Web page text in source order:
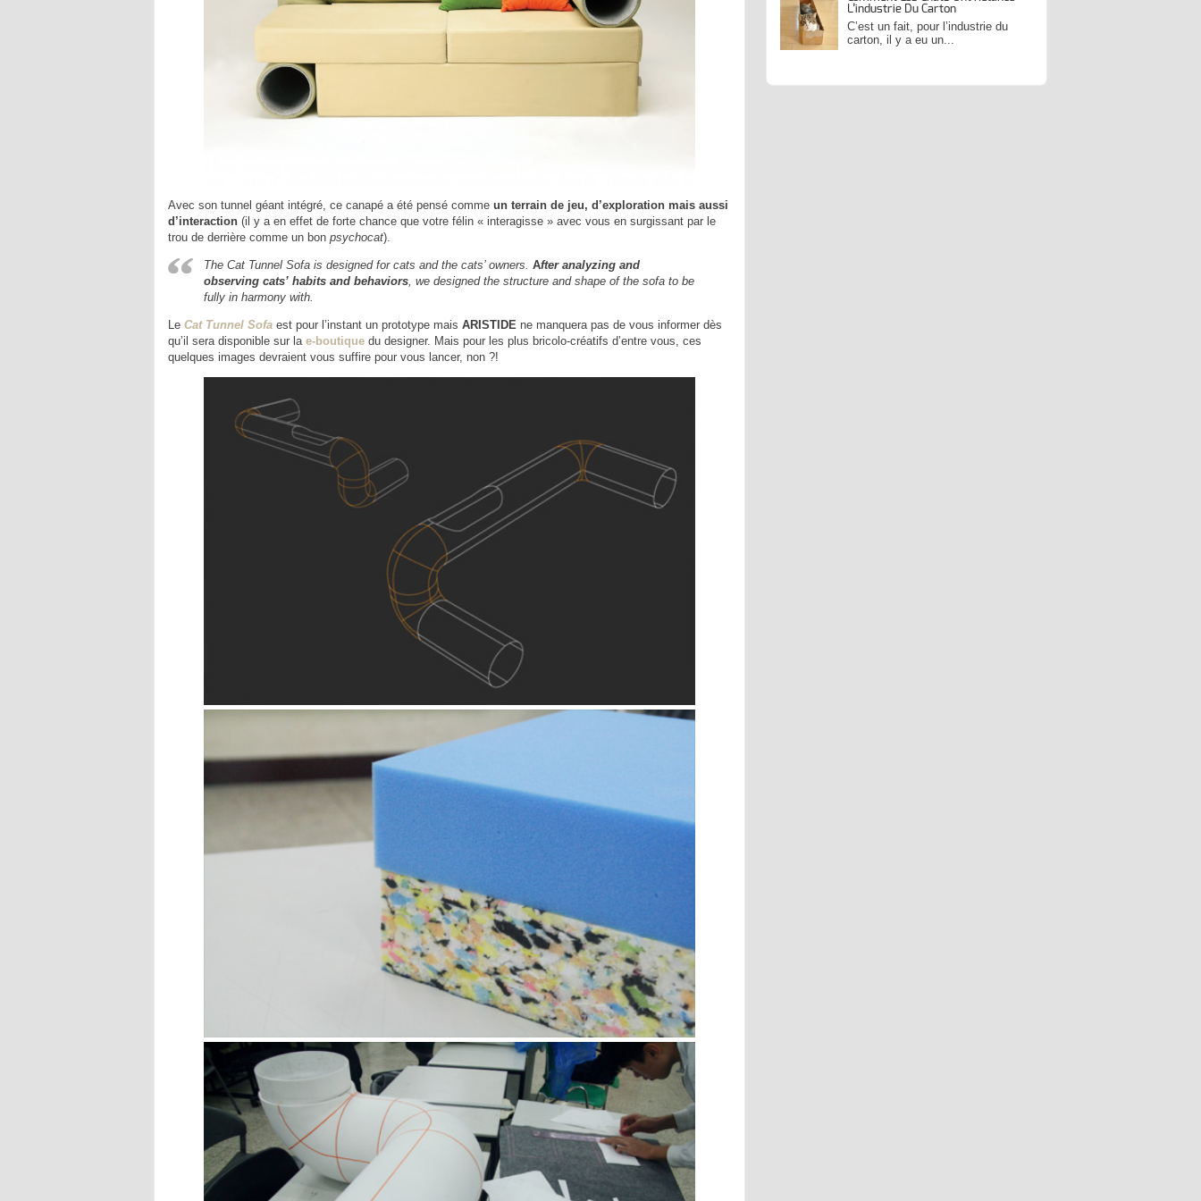
Avec son tunnel géant intégré, ce canapé a été pensé comme un terrain de jeu, d’exploration mais aussi
d’interaction (il y a en effet de forte chance que votre félin « interagisse » avec vous en surgissant par le
trou de derrière comme un bon psychocat).
The Cat Tunnel Sofa is designed for cats and the cats’ owners. After analyzing and
observing cats’ habits and behaviors , we designed the structure and shape of the sofa to be
fully in harmony with.
Le Cat Tunnel Sofa est pour l’instant un prototype mais ARISTIDE ne manquera pas de vous informer dès
qu’il sera disponible sur la e-boutique du designer. Mais pour les plus bricolo-créatifs d’entre vous, ces
quelques images devraient vous suffire pour vous lancer, non ?!
L’industrie Du Carton
C’est un fait, pour l’industrie du
carton, il y a eu un...